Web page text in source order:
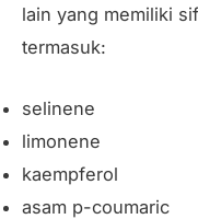
lain yang memiliki
termasuk:
selinene
limonene
kaempferol
asam p-coumaric